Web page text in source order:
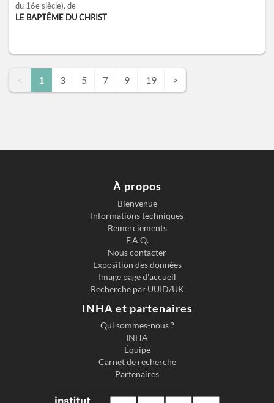
du 16e siècle), de
LE BAPTÊME DU CHRIST
< 1 3 5 7 9 19 >
À propos
Bienvenue
Informations techniques
Remerciements
F.A.Q.
Nous contacter
Exposition des données
Image page d'accueil
Recherche par UUID/UK
INHA et partenaires
Qui sommes-nous ?
INHA
Équipe
Carnet de recherche
Partenaires